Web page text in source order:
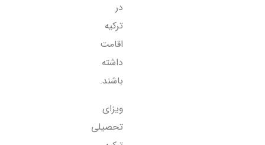
در
ترکیه
اقامت
داشته
باشند.
ویزای
تحصیلی